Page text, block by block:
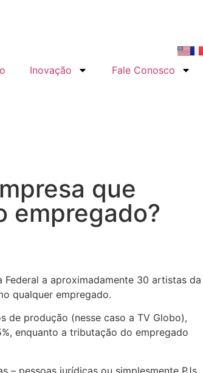
Inovação Fale Conosco
que
empregado?
a aproximadamente 30 artistas da
qualquer empregado.
de produção (nesse caso a TV Globo),
enquanto a tributação do empregado
– pessoas jurídicas ou simplesmente PJs